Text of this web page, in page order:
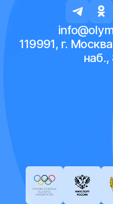
119991, г.
наб.,